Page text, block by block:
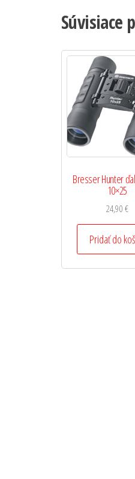
Súvisiace
Bresser Hunter
10×25
24,90€
Pridať do